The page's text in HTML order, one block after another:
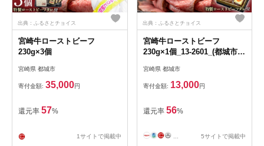
出典：ふるさとチョイス
宮崎牛ローストビーフ
230g×3個
宮崎県 都城市
寄付金額: 35,000円
還元率 57%
1サイトで掲載中
出典：ふるさとチョイス
宮崎牛ローストビーフ
230g×1個_13-2601_(都城市)
ビーフタレ付き モモ肉 ギフ
ト 贈答用
宮崎県 都城市
寄付金額: 13,000円
還元率 56%
... 5サイトで掲載中